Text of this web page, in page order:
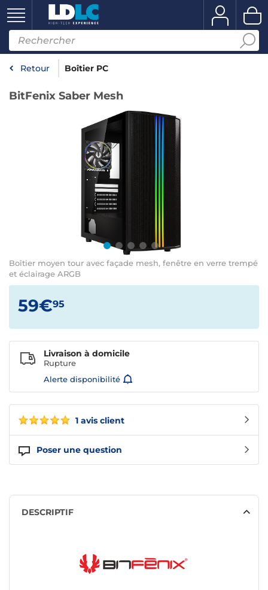
Retour Boîtier PC
BitFenix Saber Mesh
Boîtier moyen tour avec façade mesh, fenêtre en verre trempé
et éclairage ARGB
1 avis client
Poser une question
59€95
Livraison à domicile
Rupture
Alerte disponibilité
DESCRIPTIF